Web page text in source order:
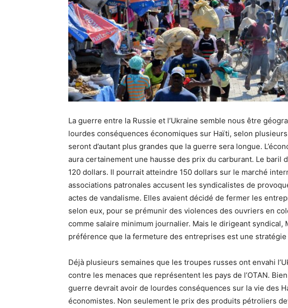
La guerre entre la Russie et l’Ukraine semble nous être
lourdes conséquences économiques sur Haïti, selon
seront d’autant plus grandes que la guerre sera longue.
aura certainement une hausse des prix du carburant. Le baril
120 dollars. Il pourrait atteindre 150 dollars sur le marché
associations patronales accusent les syndicalistes de
actes de vandalisme. Elles avaient décidé de fermer les
selon eux, pour se prémunir des violences des ouvriers en
comme salaire minimum journalier. Mais le dirigeant syndical,
préférence que la fermeture des entreprises est une
Déjà plusieurs semaines que les troupes russes ont envahi
contre les menaces que représentent les pays de l’OTAN.
guerre devrait avoir de lourdes conséquences sur la vie des
économistes. Non seulement le prix des produits pétroliers